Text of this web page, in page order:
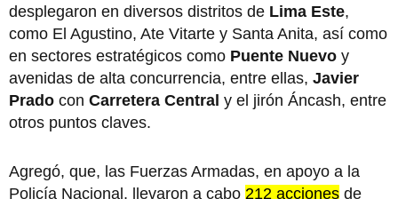
desplegaron en diversos distritos de Lima Este,
como El Agustino, Ate Vitarte y Santa Anita, así como
en sectores estratégicos como Puente Nuevo y
avenidas de alta concurrencia, entre ellas, Javier
Prado con Carretera Central y el jirón Áncash, entre
otros puntos claves.
Agregó, que, las Fuerzas Armadas, en apoyo a la
Policía Nacional, llevaron a cabo 212 acciones de